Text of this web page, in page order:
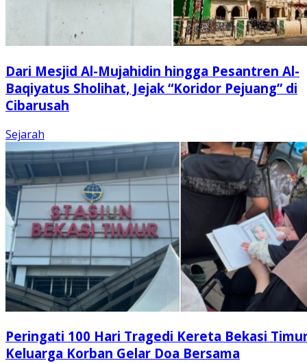
Dari Mesjid Al-Mujahidin hingga Pesantren Al-
Baqiyatus Sholihat, Jejak “Koridor Pejuang” di
Cibarusah
Sejarah
Peringati 100 Hari Tragedi Kereta Bekasi
Keluarga Korban Gelar Doa Bersama